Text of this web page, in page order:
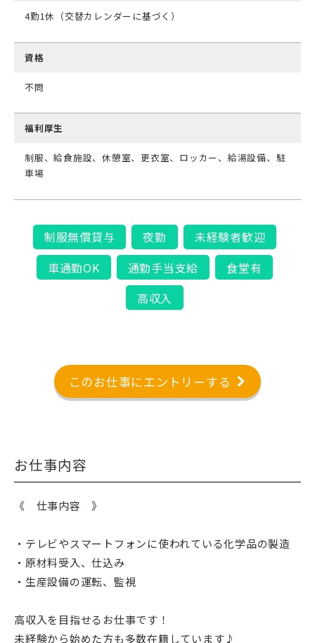
4勤1休（交替カレンダーに基づく）
資格
不問
福利厚生
制服、給食施設、休憩室、更衣室、ロッカー、給湯設備、駐
車場
制服無償貸与 夜勤
未経験者歓迎
車通勤OK
通勤手当支給
食堂有
高収入
このお仕事にエントリーする
お仕事内容
《 仕事内容 》
・テレビやスマートフォンに使われている化学品の製造
・原材料受入、仕込み
・生産設備の運転、監視
高収入を目指せるお仕事です！
未経験から始めた方も多数在籍しています♪